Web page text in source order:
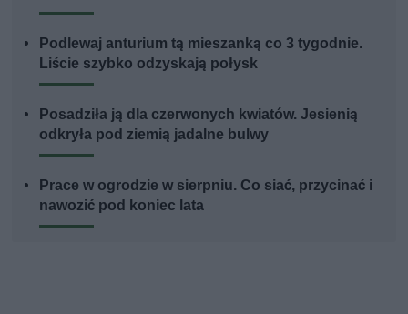
Podlewaj anturium tą mieszanką co 3 tygodnie.
Liście szybko odzyskają połysk
Posadziła ją dla czerwonych kwiatów. Jesienią
odkryła pod ziemią jadalne bulwy
Prace w ogrodzie w sierpniu. Co siać, przycinać i
nawozić pod koniec lata